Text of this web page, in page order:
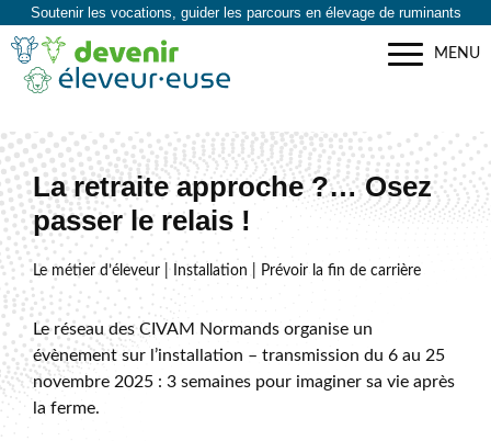
Soutenir les vocations, guider les parcours en élevage de ruminants
MENU
La retraite approche ?… Osez
passer le relais !
Le métier d’éleveur | Installation | Prévoir la fin de carrière
Le réseau des CIVAM Normands organise un
évènement sur l’installation – transmission du 6 au 25
novembre 2025 : 3 semaines pour imaginer sa vie après
la ferme.